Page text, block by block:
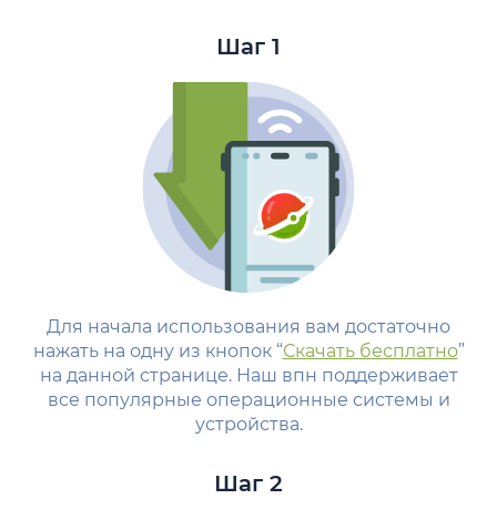
Шаг 1
Для начала использования вам достаточно
нажать на одну из кнопок “Скачать бесплатно”
на данной странице. Наш впн поддерживает
все популярные операционные системы и
устройства.
Шаг 2